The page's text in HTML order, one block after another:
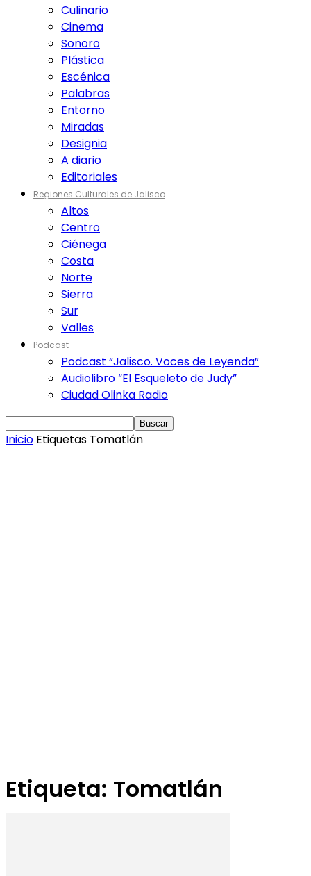
Culinario
Cinema
Sonoro
Plástica
Escénica
Palabras
Entorno
Miradas
Designia
A diario
Editoriales
Regiones Culturales de Jalisco
Altos
Centro
Ciénega
Costa
Norte
Sierra
Sur
Valles
Podcast
Podcast “Jalisco. Voces de Leyenda”
Audiolibro “El Esqueleto de Judy”
Ciudad Olinka Radio
Inicio Etiquetas Tomatlán
Etiqueta: Tomatlán